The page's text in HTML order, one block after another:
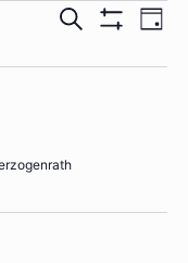
Suche
Suche Tag